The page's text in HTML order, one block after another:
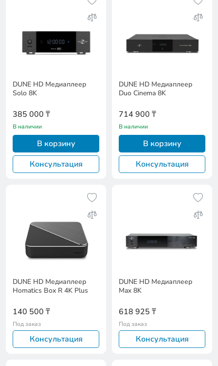
DUNE HD Медиаплеер
Solo 8K
385 000 ₸
В наличии
В корзину
Консультация
DUNE HD Медиаплеер
Duo Cinema 8K
714 900 ₸
В наличии
В корзину
Консультация
DUNE HD Медиаплеер
Homatics Box R 4K Plus
140 500 ₸
Под заказ
Консультация
DUNE HD Медиаплеер
Max 8K
618 925 ₸
Под заказ
Консультация